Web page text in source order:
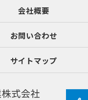
会社概要
お問い合わせ
サイトマップ